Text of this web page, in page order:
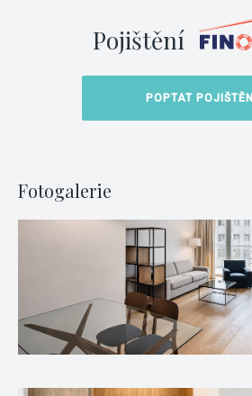
Pojištění
POPTAT POJIŠTĚNÍ
Fotogalerie